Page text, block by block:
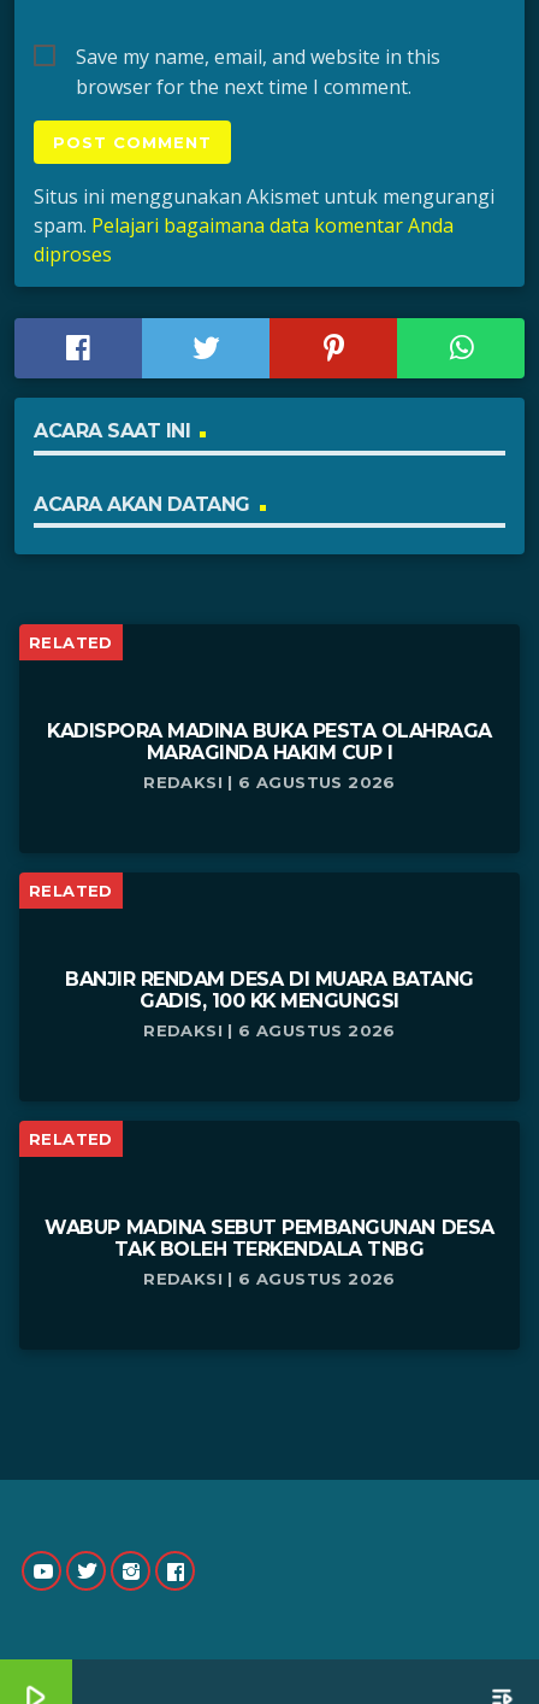
Save my name, email, and website in this
browser for the next time I comment.
Situs ini menggunakan Akismet untuk mengurangi
spam. Pelajari bagaimana data komentar Anda
diproses
ACARA SAAT INI
ACARA AKAN DATANG
RELATED
KADISPORA MADINA BUKA PESTA OLAHRAGA
MARAGINDA HAKIM CUP I
REDAKSI | 6 AGUSTUS 2026
RELATED
BANJIR RENDAM DESA DI MUARA BATANG
GADIS, 100 KK MENGUNGSI
REDAKSI | 6 AGUSTUS 2026
RELATED
WABUP MADINA SEBUT PEMBANGUNAN DESA
TAK BOLEH TERKENDALA TNBG
REDAKSI | 6 AGUSTUS 2026